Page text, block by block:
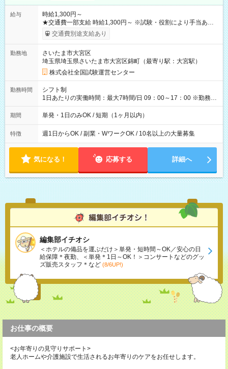
給与
時給1,300円～
★交通費一部支給 時給1,300円～ ※試験・役割により手当あり
※勤務回数により昇給あり 【即給（前払い）オプションあ
り！】 希望される場合、勤務から1週間ほどで給与の一部を受け
例】 ・河合塾模擬試験 8:30～17:30（休憩1時間） 時給1,300円
×8時間＝日収10,400円＋交通費 ※当日の役割により時給＋100
円の場合あり ・国家試験 7:00～13:30（休憩なし） 時給1,300
円（役割手当＋100円）×6時間＝日収8,400円＋交通費 【試用期
間】試用期間なし
交通費別途支給あり
勤務地
さいたま市大宮区
埼玉県埼玉県さいたま市大宮区錦町（最寄り駅：大宮駅）
株式会社全国試験運営センター
勤務時間
シフト制
1日あたりの実働時間：最大7時間/日 09：00～17：00 ※勤務時
間は 試験により異なります。
期間 単発・1日のみOK / 短期（1ヶ月以内）
特徴 週1日からOK / 副業・WワークOK / 10名以上の大量募集
気になる！ 応募する 詳細へ
編集部イチオシ
＜ホテルの備品を運ぶだけ＞単発・短時間～OK／安心の日
給保障＊夜勤、＜単発＊1日～OK！＞コンサートなどのグッ
ズ販売スタッフ＊など (8/6UP!)
お仕事の概要
<お年寄りの見守りサポート>
老人ホームや介護施設で生活されるお年寄りのケアをお任せします。